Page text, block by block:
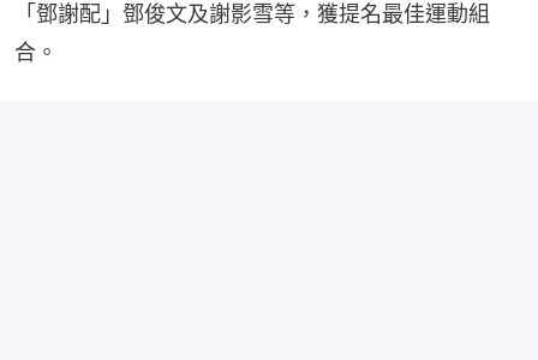
「鄧謝配」鄧俊文及謝影雪等，獲提名最佳運動組
合。